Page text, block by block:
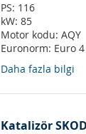
PS: 116
kW: 85
Motor kodu: AQY
Euronorm: Euro 4
Daha fazla bilgi
Katalizör